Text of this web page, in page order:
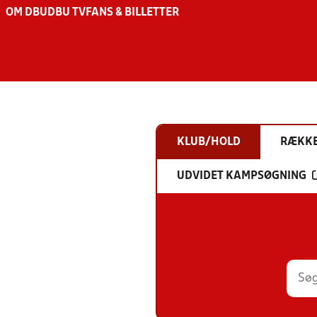
OM DBU DBU TV FANS & BILLETTER
KLUB/HOLD
UDVIDET KAMPSØGNING